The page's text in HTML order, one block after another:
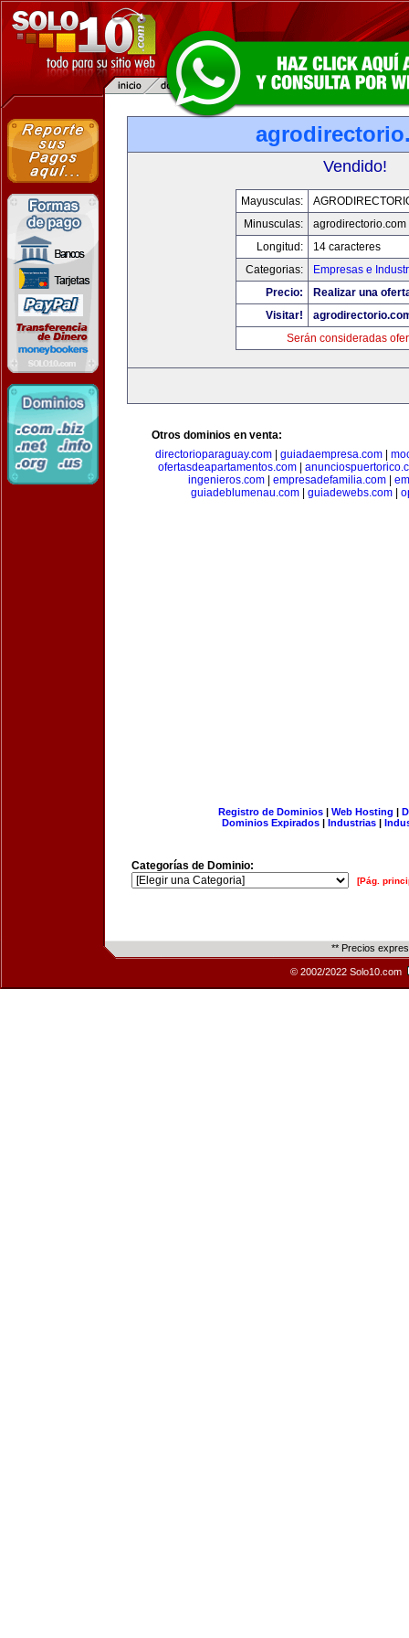
Vendido!
Mayusculas:
Minusculas:
agrodirectorio.com
Longitud:
14 caracteres
Categorias:
Empresas e
Precio:
Realizar una
Visitar!
Serán consideradas
Otros dominios en venta:
directorioparaguay.com| guiadaempresa.com|
ofertasdeapartamentos.com
ingenieros.com| empresadefamilia.com|
guiadeblumenau.com| guiadewebs.com|
Registro de Dominios| Web Hosting |
Dominios Expirados | Industrias |
Categorías de Dominio:
[Pág.
** Precios
© 2002/2022 Solo10.com